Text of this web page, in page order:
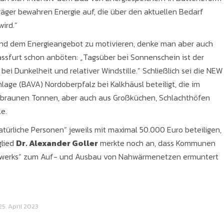
bewahren Energie auf, die über den aktuellen Bedarf
dem Energieangebot zu motivieren, denke man aber auch
schon anböten: „Tagsüber bei Sonnenschein ist der
Dunkelheit und relativer Windstille.“ Schließlich sei die NEW
(BAVA) Nordoberpfalz bei Kalkhäusl beteiligt, die im
Tonnen, aber auch aus Großküchen, Schlachthöfen
Personen“ jeweils mit maximal 50.000 Euro beteiligen,
Dr. Alexander Gollermerkte noch an, dass Kommunen
zum Auf- und Ausbau von Nahwärmenetzen ermuntert
April 2023